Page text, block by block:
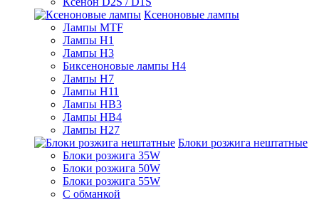
Ксеноновые лампы
Лампы MTF
Лампы H1
Лампы H3
Биксеноновые лампы H4
Лампы H7
Лампы H11
Лампы HB3
Лампы HB4
Лампы H27
Блоки розжига нештатные
Блоки розжига 35W
Блоки розжига 50W
Блоки розжига 55W
С обманкой